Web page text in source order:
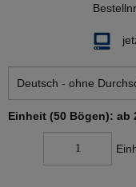
Einheit (50 Bögen): ab